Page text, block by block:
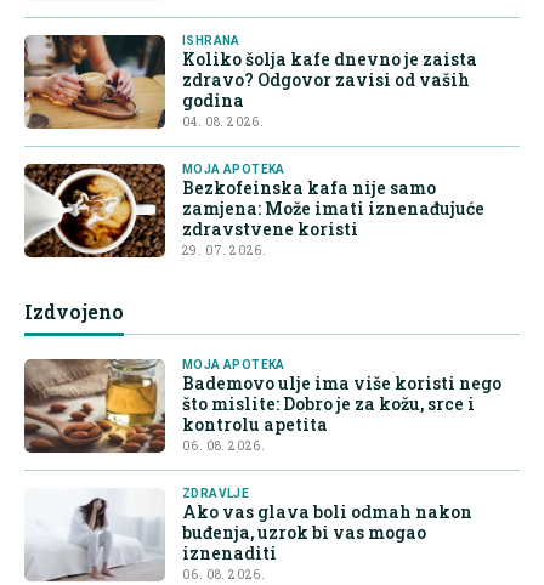
ISHRANA
Koliko šolja kafe dnevno je zaista
zdravo? Odgovor zavisi od vaših
godina
04. 08. 2026.
MOJA APOTEKA
Bezkofeinska kafa nije samo
zamjena: Može imati iznenađujuće
zdravstvene koristi
29. 07. 2026.
Izdvojeno
MOJA APOTEKA
Bademovo ulje ima više koristi nego
što mislite: Dobro je za kožu, srce i
kontrolu apetita
06. 08. 2026.
ZDRAVLJE
Ako vas glava boli odmah nakon
buđenja, uzrok bi vas mogao
iznenaditi
06. 08. 2026.